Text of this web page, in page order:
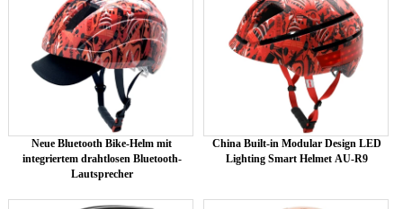
Neue Bluetooth Bike-Helm mit
integriertem drahtlosen Bluetooth-
Lautsprecher
China Built-in Modular Design LED
Lighting Smart Helmet AU-R9